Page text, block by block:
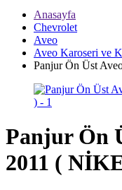
Anasayfa
Chevrolet
Aveo
Aveo Karoseri ve
Panjur Ön Üst
Panjur Ön
2011 (